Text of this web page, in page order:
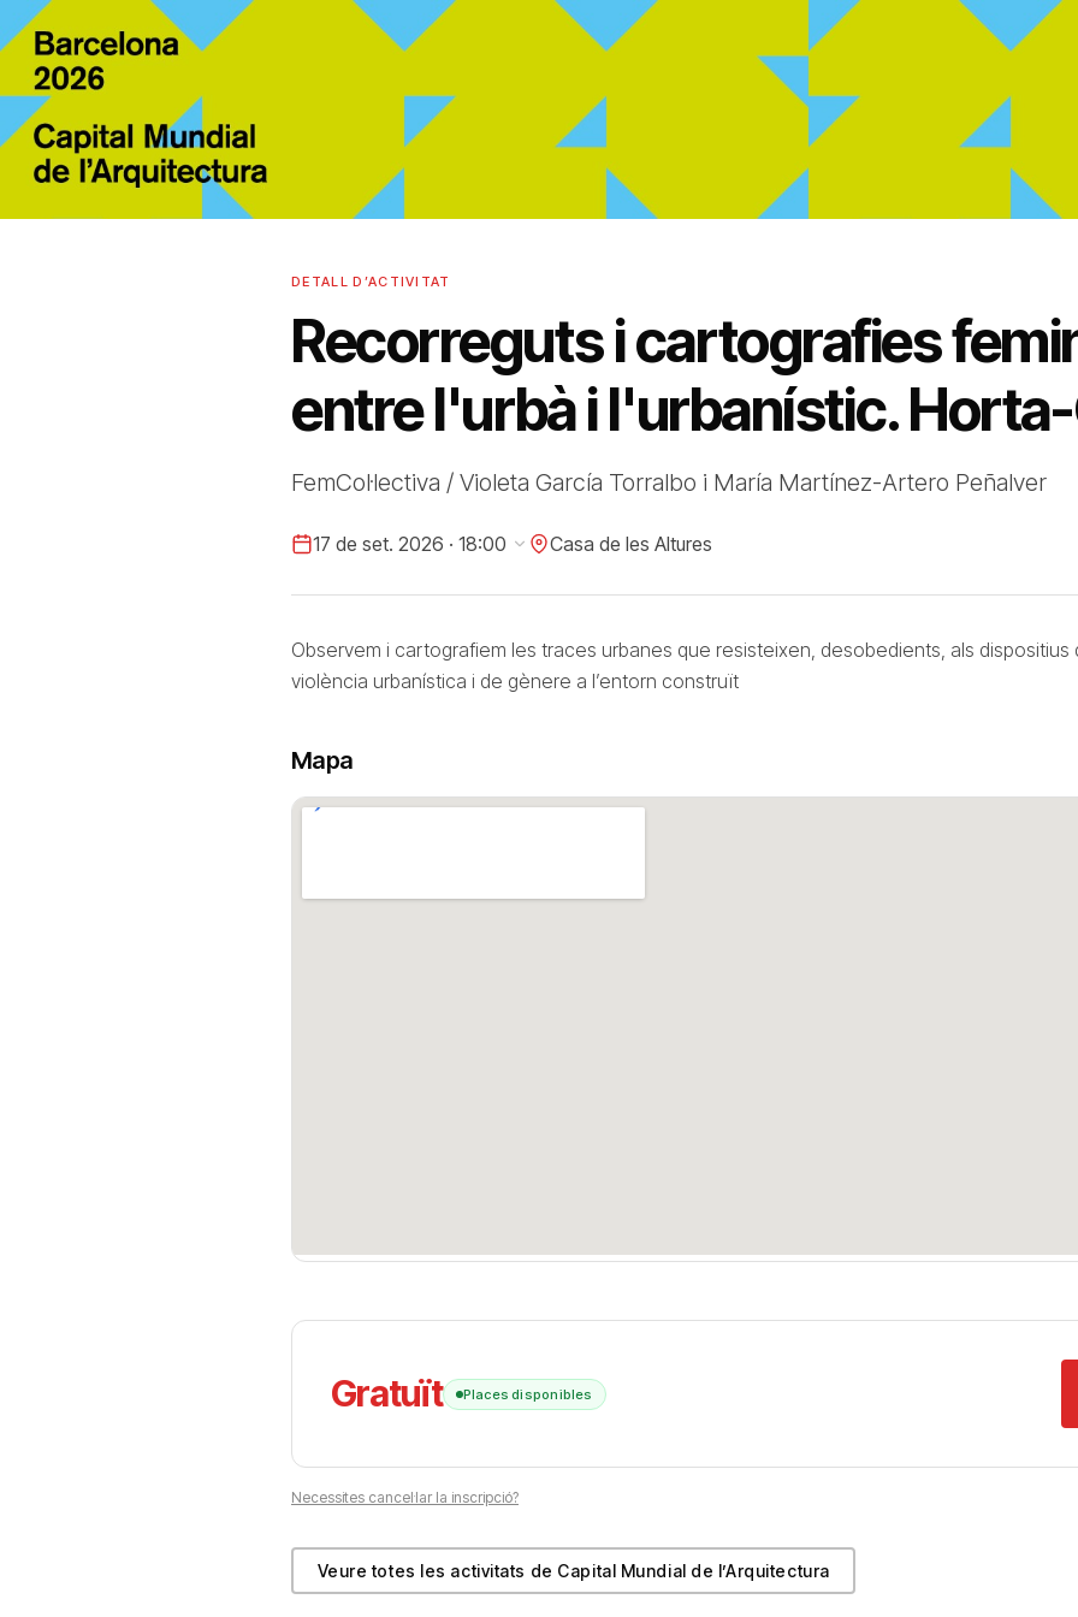
DETALL D’ACTIVITAT
Recorreguts i cartografies
entre l'urbà i l'urbanístic.
FemCol·lectiva / Violeta García Torralbo i María Martínez-Artero Peñalver
17 de set. 2026 · 18:00 Casa de les Altures
Observem i cartografiem les traces urbanes que resisteixen, desobedients, als dispositius
violència urbanística i de gènere a l’entorn construït
Mapa
Gratuït Places disponibles
Necessites cancel·lar la inscripció?
Veure totes les activitats de Capital Mundial de l’Arquitectura